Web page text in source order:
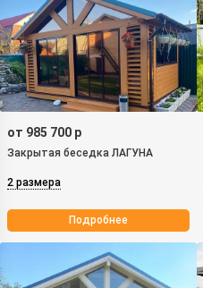
от 985 700 р
Закрытая беседка ЛАГУНА
2 размера
Подробнее